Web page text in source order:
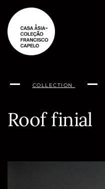
content
COLLECTION
Roof finial
página